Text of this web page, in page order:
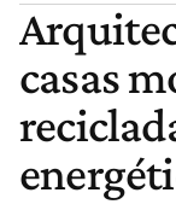
casas